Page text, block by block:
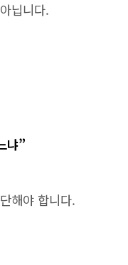
닙니다.
냐”
해야 합니다.